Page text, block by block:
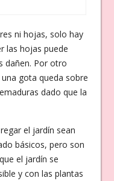
ni hojas, solo hay
las hojas puede
dañen. Por otro
gota queda sobre
dado que la
el jardín sean
básicos, pero son
el jardín se
y con las plantas